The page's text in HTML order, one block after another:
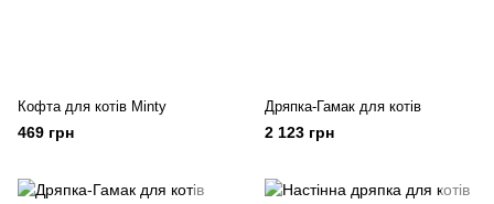
Кофта для котів Minty
469 грн
Дряпка-Гамак для котів
2 123 грн